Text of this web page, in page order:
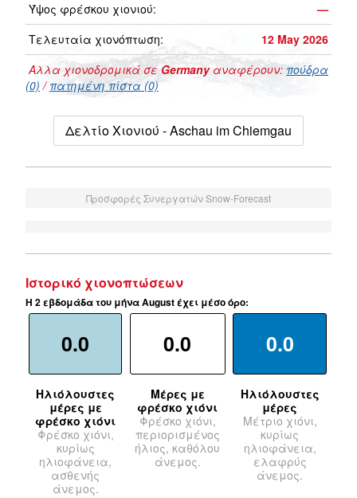
Ύψος φρέσκου χιονιού:
—
Τελευταία χιονόπτωση:
12 May 2026
Αλλα χιονοδρομικά σεGermanyαναφέρουν: πούδρα
(0) /πατημένη πίστα (0)
Δελτίο Χιονιού - Aschau im Chiemgau
Προσφορές Συνεργατών Snow-Forecast
Ιστορικό χιονοπτώσεων
Η 2 εβδομάδα του μήνα August έχει μέσο όρο:
0.0
Ηλιόλουστες
μέρες με
φρέσκο χιόνι
Φρέσκο χιόνι,
κυρίως
ηλιοφάνεια,
ασθενής
άνεμος.
0.0
Μέρες με
φρέσκο χιόνι
Φρέσκο χιόνι,
περιορισμένος
ήλιος, καθόλου
άνεμος.
0.0
Ηλιόλουστες
μέρες
Μέτριο χιόνι,
κυρίως
ηλιοφάνεια,
ελαφρύς
άνεμος.